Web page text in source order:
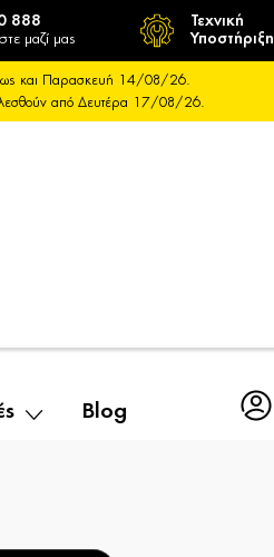
888
μαζί μας
Τεχνική
Υποστήριξη
έως και Παρασκευή 14/08/26.
από Δευτέρα 17/08/26.
Blog